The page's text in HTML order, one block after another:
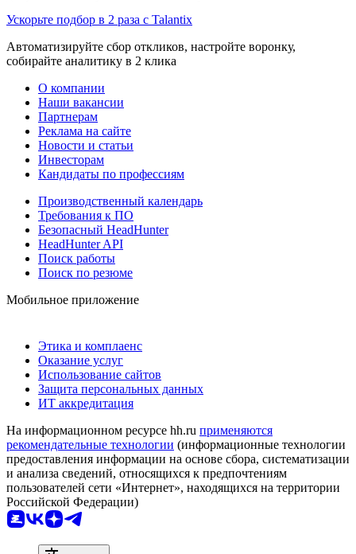
Ускорьте подбор в 2 раза с Talantix
Автоматизируйте сбор откликов, настройте воронку,
собирайте аналитику в 2 клика
О компании
Наши вакансии
Партнерам
Реклама на сайте
Новости и статьи
Инвесторам
Кандидаты по профессиям
Производственный календарь
Требования к ПО
Безопасный HeadHunter
HeadHunter API
Поиск работы
Поиск по резюме
Мобильное приложение
Этика и комплаенс
Оказание услуг
Использование сайтов
Защита персональных данных
ИТ аккредитация
На информационном ресурсе hh.ru применяются
рекомендательные технологии (информационные технологии
предоставления информации на основе сбора, систематизации
и анализа сведений, относящихся к предпочтениям
пользователей сети «Интернет», находящихся на территории
Российской Федерации)